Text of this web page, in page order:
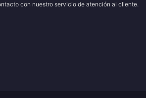
con nuestro servicio de atención al cliente.